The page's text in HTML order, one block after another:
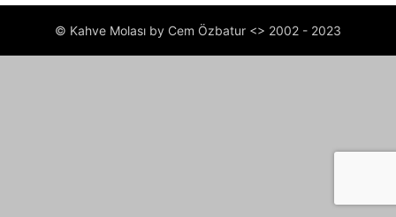
© Kahve Molası by Cem Özbatur <> 2002 - 2023